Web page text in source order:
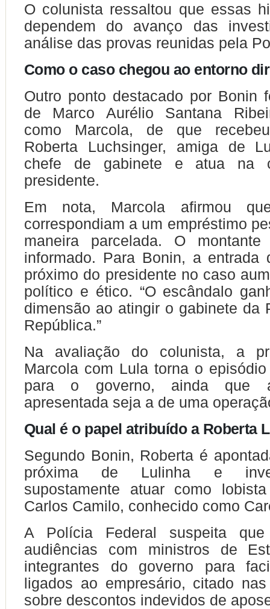
O colunista ressaltou que essas
dependem do avanço das
análise das provas reunidas pela
Como o caso chegou ao entorno
Outro ponto destacado por Bonin
de Marco Aurélio Santana
como Marcola, de que
Roberta Luchsinger, amiga de
chefe de gabinete e atua na
presidente.
Em nota, Marcola afirmou
correspondiam a um empréstimo
maneira parcelada. O
informado. Para Bonin, a entrada
próximo do presidente no caso
político e ético. “O escândalo
dimensão ao atingir o gabinete da
República.”
Na avaliação do colunista, a
Marcola com Lula torna o
para o governo, ainda que
apresentada seja a de uma
Qual é o papel atribuído a Roberta
Segundo Bonin, Roberta é
próxima de Lulinha e
supostamente atuar como
Carlos Camilo, conhecido como
A Polícia Federal suspeita
audiências com ministros de
integrantes do governo para
ligados ao empresário, citado
sobre descontos indevidos de